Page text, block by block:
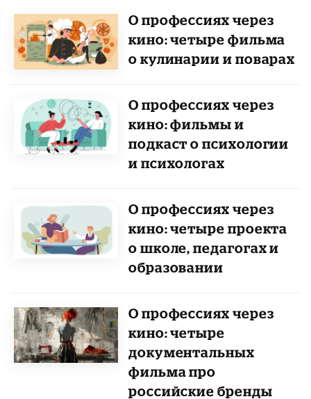
О профессиях через
кино: четыре фильма
о кулинарии и поварах
О профессиях через
кино: фильмы и
подкаст о психологии
и психологах
О профессиях через
кино: четыре проекта
о школе, педагогах и
образовании
О профессиях через
кино: четыре
документальных
фильма про
российские бренды